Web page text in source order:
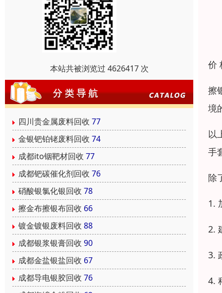
本站共被浏览过 4626417 次
四川贵金属废料回收 77
金银钯铂铑废料回收 74
成都ito铟靶材回收 77
成都钯碳催化剂回收 76
硝酸银氯化银回收 78
擦金布擦银布回收 66
镀金镀银废料回收 88
成都银浆银膏回收 90
成都金盐银盐回收 67
成都导电银胶回收 76
价
擦
境
以
手
除
1.
2.
3.
4.